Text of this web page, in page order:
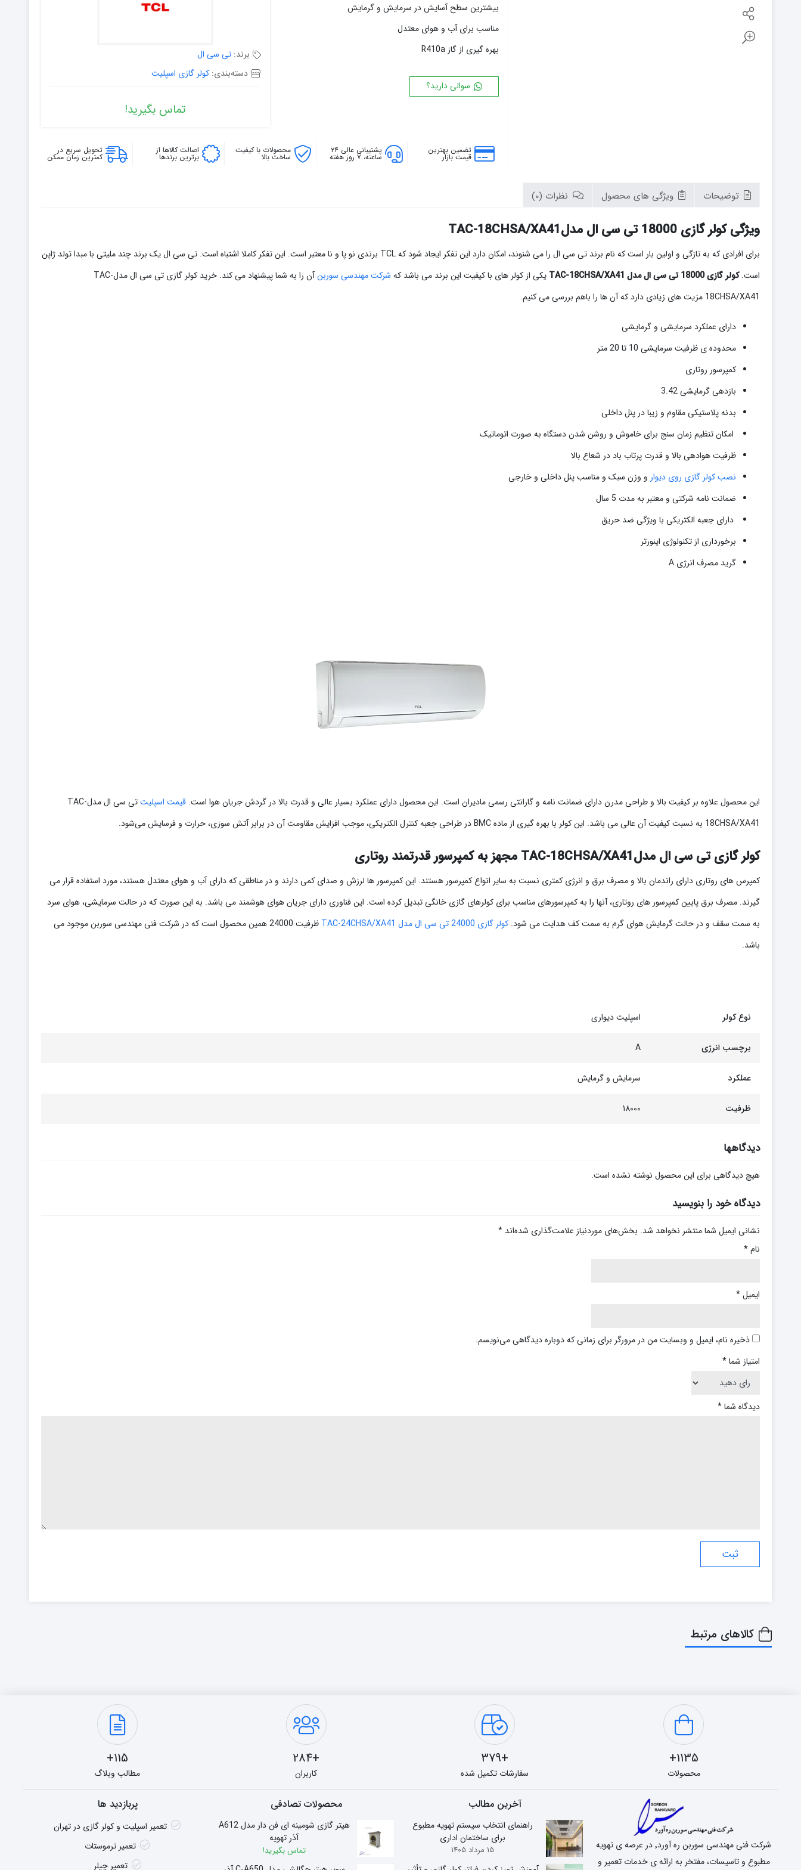
۱۸ پره
۲۰ پره
بیشترین سطح آسایش در سرمایش و گرمایش
مناسب برای آب و هوای معتدل
بهره گیری از گاز R410a
سوالی دارید؟
برند:تی سی ال
دسته‌بندی:کولر گازی اسپلیت
تماس بگیرید!
تضمین بهترین
قیمت بازار
پشتیبانی عالی ۲۴
ساعته، ۷ روز هفته
محصولات با کیفیت
ساخت بالا
اصالت کالاها از
برترین برندها
تحویل سریع در
کمترین زمان ممکن
توضیحات ویژگی های محصول نظرات (0)
ویژگی کولر گازی 18000 تی سی ال مدلTAC-18CHSA/XA41
برای افرادی که به تازگی و اولین بار است که نام برند تی سی ال را می شنوند، امکان دارد این تفکر ایجاد شود که TCL برندی نو پا و نا معتبر است. این تفکر کاملا اشتباه است. تی سی ال یک برند چند ملیتی با مبدا تولد ژاپن
است.کولر گازی 18000 تی سی ال مدل TAC-18CHSA/XA41 یکی از کولر های با کیفیت این برند می باشد که شرکت مهندسی سوربن
آن را به شما پیشنهاد می کند. خرید کولر گازی تی سی ال مدلTAC-
18CHSA/XA41 مزیت های زیادی دارد که آن ها را باهم بررسی می کنیم.
دارای عملکرد سرمایشی و گرمایشی
محدوده ی ظرفیت سرمایشی 10 تا 20 متر
کمپرسور روتاری
بازدهی گرمایشی 3.42
بدنه پلاستیکی مقاوم و زیبا در پنل داخلی
امکان تنظیم زمان سنج برای خاموش و روشن شدن دستگاه به صورت اتوماتیک
ظرفیت هوادهی بالا و قدرت پرتاب باد در شعاع بالا
نصب کولر گازی روی دیوار و وزن سبک و مناسب پنل داخلی و خارجی
ضمانت نامه شرکتی و معتبر به مدت 5 سال
دارای جعبه الکتریکی با ویژگی ضد حریق
برخورداری از تکنولوژی اینورتر
گرید مصرف انرژی A
این محصول علاوه بر کیفیت بالا و طراحی مدرن دارای ضمانت نامه و گارانتی رسمی مادیران است. این محصول دارای عملکرد بسیار عالی و قدرت بالا در گردش جریان هوا است. قیمت اسپلیت
تی سی ال مدلTAC-
18CHSA/XA41 به نسبت کیفیت آن عالی می باشد. این کولر با بهره گیری از ماده BMC در طراحی جعبه کنترل الکتریکی، موجب افزایش مقاومت آن در برابر آتش سوزی، حرارت و فرسایش می‌شود.
کولر گازی تی سی ال مدلTAC-18CHSA/XA41 مجهز به کمپرسور قدرتمند روتاری
کمپرس های روتاری دارای راندمان بالا و مصرف برق و انرژی کمتری نسبت به سایر انواع کمپرسور هستند. این کمپرسور ها لرزش و صدای کمی دارند و در مناطقی که دارای آب و هوای معتدل هستند، مورد استفاده قرار می
گیرند. مصرف برق پایین کمپرسور های روتاری، آنها را به کمپرسورهای مناسب برای کولرهای گازی خانگی تبدیل کرده است. این فناوری دارای جریان هوای هوشمند می باشد. به این صورت که در حالت سرمایشی، هوای سرد
به سمت سقف و در حالت گرمایش هوای گرم به سمت کف هدایت می شود. کولر گازی 24000 تی سی ال مدل TAC-24CHSA/XA41
ظرفیت 24000 همین محصول است که در شرکت فنی مهندسی سوربن موجود می
باشد.
نوع کولر اسپلیت دیواری
برچسب انرژی A
عملکرد سرمایش و گرمایش
ظرفیت 18000
دیدگاهها
هیچ دیدگاهی برای این محصول نوشته نشده است.
دیدگاه خود را بنویسید
نشانی ایمیل شما منتشر نخواهد شد. بخش‌های موردنیاز علامت‌گذاری شده‌اند *
نام*
ایمیل*
ذخیره نام، ایمیل و وبسایت من در مرورگر برای زمانی که دوباره دیدگاهی می‌نویسم.
امتیاز شما*
دیدگاه شما*
کالاهای مرتبط
1135+
محصولات
+379
سفارشات تکمیل شده
+284
کاربران
115+
مطالب وبلاگ
شرکت فنی مهندسی سوربن ره آورد٬ در عرصه ی تهویه
مطبوع و تاسیسات، مفتخر به ارائه ی خدمات تعمیر و
آخرین مطالب
راهنمای انتخاب سیستم تهویه مطبوع
برای ساختمان اداری
15 مرداد 1405
محصولات تصادفی
هیتر گازی شومینه ای فن دار مدل A612
آذر تهویه
تماس بگیرید!
پربازدید ها
تعمیر اسپلیت و کولر گازی در تهران
تعمیر ترموستات
تعمیر چیلر